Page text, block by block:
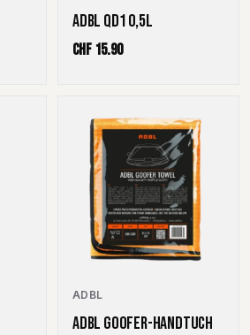
ADBL QD1 0,5L
CHF 15.90
ADBL
ADBL GOOFER-HANDTUCH